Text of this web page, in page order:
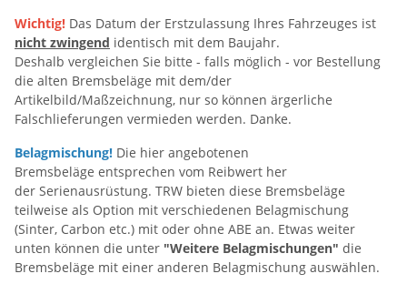
Wichtig! Das Datum der Erstzulassung Ihres Fahrzeuges ist
nicht zwingend identisch mit dem Baujahr.
Deshalb vergleichen Sie bitte - falls möglich - vor Bestellung
die alten Bremsbeläge mit dem/der
Artikelbild/Maßzeichnung, nur so können ärgerliche
Falschlieferungen vermieden werden. Danke.
Belagmischung! Die hier angebotenen
Bremsbeläge entsprechen vom Reibwert her
der Serienausrüstung. TRW bieten diese Bremsbeläge
teilweise als Option mit verschiedenen Belagmischung
(Sinter, Carbon etc.) mit oder ohne ABE an. Etwas weiter
unten können die unter "Weitere Belagmischungen" die
Bremsbeläge mit einer anderen Belagmischung auswählen.